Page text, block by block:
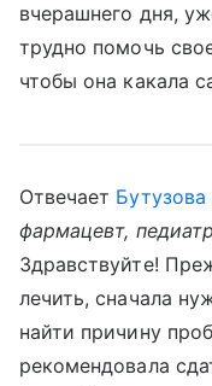
вчерашнего дня,
трудно помочь
чтобы она какала
Отвечает
фармацевт, педиатр
Здравствуйте!
лечить, сначала
найти причину
рекомендовала